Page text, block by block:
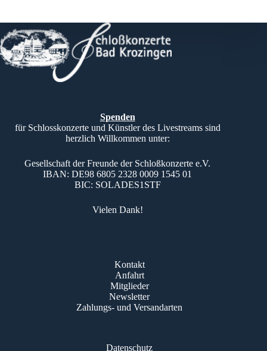
Spenden
für Schlosskonzerte und Künstler des Livestreams sind
herzlich Willkommen unter:
Gesellschaft der Freunde der Schloßkonzerte e.V.
IBAN: DE98 6805 2328 0009 1545 01
BIC: SOLADES1STF
Vielen Dank!
Kontakt
Anfahrt
Mitglieder
Newsletter
Zahlungs- und Versandarten
Datenschutz